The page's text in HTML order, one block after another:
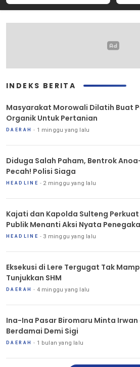
INDEKS BERITA
Masyarakat Morowali Dilatih Buat
Organik Untuk Pertanian
DAERAH 1 minggu yang lalu
Diduga Salah Paham, Bentrok
Pecah! Polisi Siaga
HEADLINE 2 minggu yang lalu
Kajati dan Kapolda Sulteng Perkuat
Publik Menanti Aksi Nyata
HEADLINE 3 minggu yang lalu
Eksekusi di Lere Tergugat Tak
Tunjukkan SHM
DAERAH 4 minggu yang lalu
Ina-Ina Pasar Biromaru Minta Irwan
Berdamai Demi Sigi
DAERAH 1 bulan yang lalu